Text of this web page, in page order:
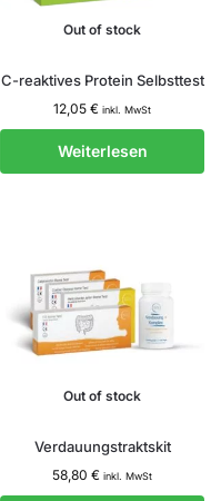
Out of stock
C-reaktives Protein Selbsttest
12,05 € inkl. MwSt
Weiterlesen
Out of stock
Verdauungstraktskit
58,80 € inkl. MwSt